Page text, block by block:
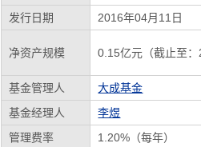
发行日期
2016年04月11日
净资产规模 0.15亿元（截止至
基金管理人
大成基金
基金经理人
李煜
管理费率
1.20%（每年）